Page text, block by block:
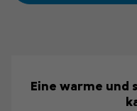
Eine warme